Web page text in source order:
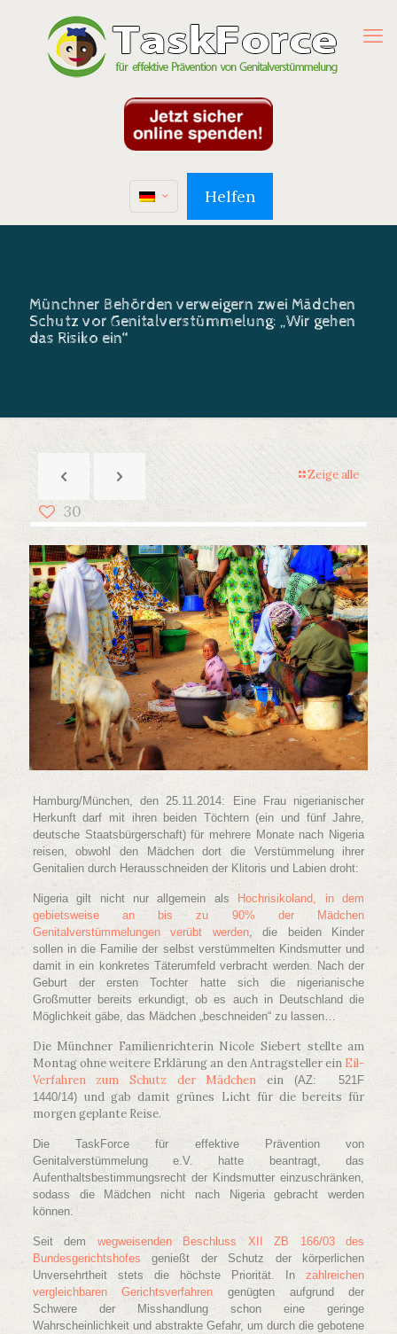
Helfen
Münchner Behörden verweigern zwei Mädchen
Schutz vor Genitalverstümmelung: „Wir gehen
das Risiko ein“
Zeige alle
30
Hamburg/München, den 25.11.2014: Eine Frau nigerianischer
Herkunft darf mit ihren beiden Töchtern (ein und fünf Jahre,
deutsche Staatsbürgerschaft) für mehrere Monate nach Nigeria
reisen, obwohl den Mädchen dort die Verstümmelung ihrer
Genitalien durch Herausschneiden der Klitoris und Labien droht:
Nigeria gilt nicht nur allgemein als
Hochrisikoland, in dem
gebietsweise an bis zu 90% der Mädchen
Genitalverstümmelungen verübt werden, die beiden Kinder
sollen in die Familie der selbst verstümmelten Kindsmutter und
damit in ein konkretes Täterumfeld verbracht werden. Nach der
Geburt der ersten Tochter hatte sich die nigerianische
Großmutter bereits erkundigt, ob es auch in Deutschland die
Möglichkeit gäbe, das Mädchen „beschneiden“ zu lassen…
Die Münchner Familienrichterin Nicole Siebert stellte am
Montag ohne weitere Erklärung an den Antragsteller ein Eil-
Verfahren zum Schutz der Mädchen ein
(AZ: 521F
1440/14) und gab damit grünes Licht für die bereits für
morgen geplante Reise.
Die TaskForce für effektive Prävention von
Genitalverstümmelung e.V. hatte beantragt, das
Aufenthaltsbestimmungsrecht der Kindsmutter einzuschränken,
sodass die Mädchen nicht nach Nigeria gebracht werden
können.
Seit dem wegweisenden Beschluss XII ZB 166/03 des
Bundesgerichtshofes genießt der Schutz der körperlichen
Unversehrtheit stets die höchste Priorität. Inzahlreichen
vergleichbaren Gerichtsverfahren genügten aufgrund der
Schwere der Misshandlung schon eine geringe
Wahrscheinlichkeit und abstrakte Gefahr, um durch die gebotene